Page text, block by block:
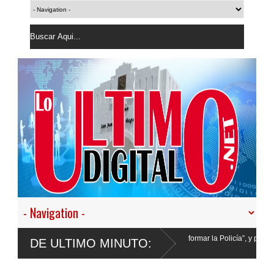
DE ULTIMO MINUTO:
a desistir en nuestro empeño de transformar la Policía”, y promete cero